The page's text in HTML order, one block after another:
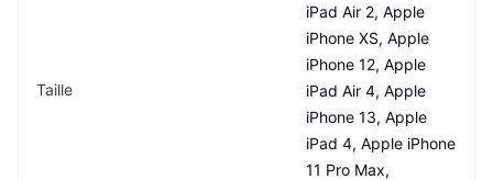
Taille
iPad Air 2, Apple
iPhone XS, Apple
iPhone 12, Apple
iPad Air 4, Apple
iPhone 13, Apple
iPad 4, Apple iPhone
11 Pro Max,